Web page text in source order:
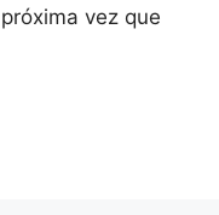
vez que